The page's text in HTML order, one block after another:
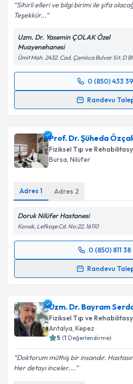
Sihirli elleri ve bilgi birimi ile şifa
Teşekkür...
Uzm. Dr. Yasemin ÇOLAK Özel
Muayenehanesi
Ümit Mah. 2432. Cad. Çamlıca Bulvar Sit. D
0 (850) 433
Randevu
Randevu Takvimi Talebi
takvim hazırlandığında e-posta
E-posta Adresiniz
Metni'ni okudum ve kişisel
kapsamda işlenmesini kabul
Takvim Talebini
Prof. Dr. Şüheda
Fiziksel Tıp ve
Bursa, Nilüfer
Adres 1 Adres 2
Doruk Nilüfer Hastanesi
Konak, Lefkoşe Cd. No:22, 16110
0 (850) 811
Randevu
Randevu Takvimi Talebi
takvim hazırlandığında e-posta
E-posta Adresiniz
Uzm. Dr. Bayram
Fiziksel Tıp ve
Antalya, Kepez
5 (1 Değerlendirme)
Doktorum müthiş bir insandır.
Her detayı inceler....